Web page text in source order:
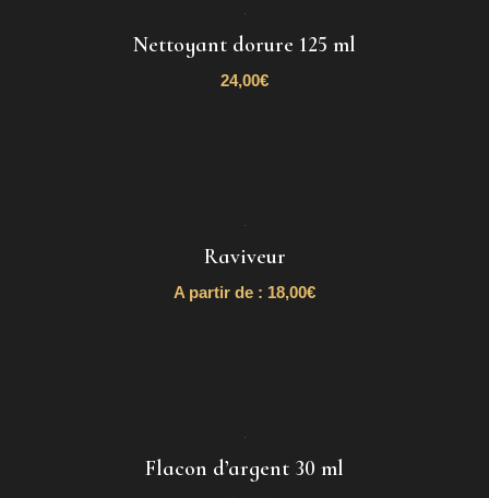
Nettoyant dorure 125 ml
24,00€
Raviveur
A partir de : 18,00€
Flacon d’argent 30 ml